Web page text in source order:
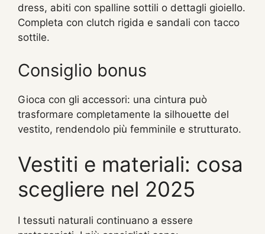
dress, abiti con spalline sottili o dettagli gioiello.
Completa con clutch rigida e sandali con tacco
sottile.
Consiglio bonus
Gioca con gli accessori: una cintura può
trasformare completamente la silhouette del
vestito, rendendolo più femminile e strutturato.
Vestiti e materiali: cosa
scegliere nel 2025
I tessuti naturali continuano a essere